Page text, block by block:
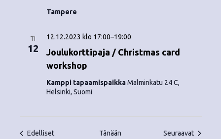
Tampere
TI
12
Joulukorttipaja / Christmas card
workshop
12.12.2023 klo 17:00–19:00
Kamppi tapaamispaikkaMalminkatu 24 C,
Helsinki, Suomi
EdellisetTapahtumat Tänään Seuraavat